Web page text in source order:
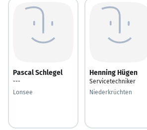
Pascal Schlegel
---
Lonsee
Henning Hügen
Servicetechniker
Niederkrüchten